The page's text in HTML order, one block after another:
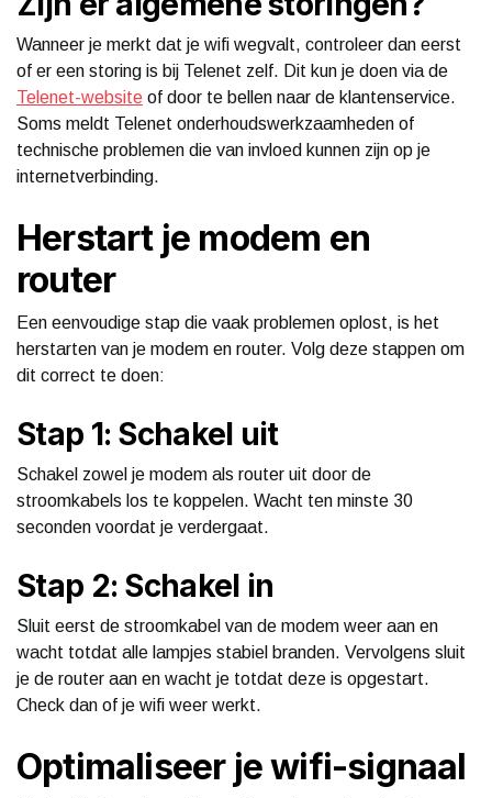
Wanneer je merkt dat je wifi wegvalt, controleer dan eerst
of er een storing is bij Telenet zelf. Dit kun je doen via de
Telenet-website of door te bellen naar de klantenservice.
Soms meldt Telenet onderhoudswerkzaamheden of
technische problemen die van invloed kunnen zijn op je
internetverbinding.
Herstart je modem en
router
Een eenvoudige stap die vaak problemen oplost, is het
herstarten van je modem en router. Volg deze stappen om
dit correct te doen:
Stap 1: Schakel uit
Schakel zowel je modem als router uit door de
stroomkabels los te koppelen. Wacht ten minste 30
seconden voordat je verdergaat.
Stap 2: Schakel in
Sluit eerst de stroomkabel van de modem weer aan en
wacht totdat alle lampjes stabiel branden. Vervolgens sluit
je de router aan en wacht je totdat deze is opgestart.
Check dan of je wifi weer werkt.
Optimaliseer je wifi-signaal